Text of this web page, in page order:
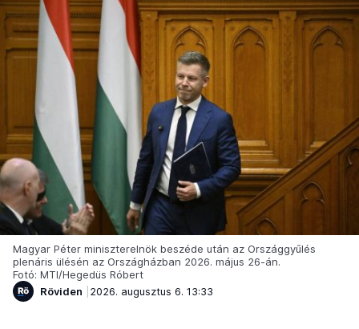
Magyar Péter miniszterelnök beszéde után az Országgyűlés
plenáris ülésén az Országházban 2026. május 26-án.
Fotó: MTI/Hegedüs Róbert
Röviden
2026. augusztus 6. 13:33